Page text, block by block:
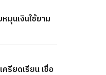
มุนเงินใช้ยาม
รียดเรียน เชื่อ